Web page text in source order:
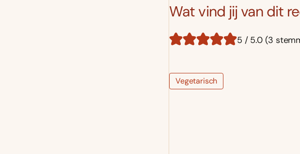
Wat vind jij van dit
5 / 5.0 (3
Vegetarisch